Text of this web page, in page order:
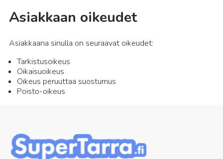
Asiakkaan oikeudet
Asiakkaana sinulla on seuraavat oikeudet:
Tarkistusoikeus
Oikaisuoikeus
Oikeus peruuttaa suostumus
Poisto-oikeus